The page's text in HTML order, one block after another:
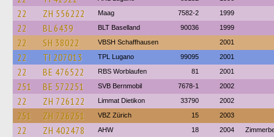
22 ZH 556222 Maag 7582-2 1999
22 BL 6439 BLT Baselland 90036 1999
22 SH 38022 VBSH Schaffhausen 2001
22 TI 207013 TPL Lugano 99095 2001
22 BE 476522 RBS Worblaufen 81 2001
251 BE 572251 SVB Bernmobil 7678-1 2002
22 ZH 726122 Limmat Dietikon 33790 2002
251 ZH 726251 VBZ Zürich 15 2003
22 ZH 402478 AHW 18 2004